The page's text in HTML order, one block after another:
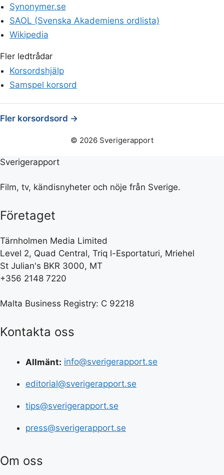
Synonymer.se
SAOL (Svenska Akademiens ordlista)
Wikipedia
Fler ledtrådar
Korsordshjälp
Samspel korsord
Fler korsordsord →
© 2026 Sverigerapport
Sverigerapport
Film, tv, kändisnyheter och nöje från Sverige.
Företaget
Tärnholmen Media Limited
Level 2, Quad Central, Triq l-Esportaturi, Mriehel
St Julian's BKR 3000, MT
+356 2148 7220
Malta Business Registry: C 92218
Kontakta oss
Allmänt: info@sverigerapport.se
editorial@sverigerapport.se
tips@sverigerapport.se
press@sverigerapport.se
Om oss